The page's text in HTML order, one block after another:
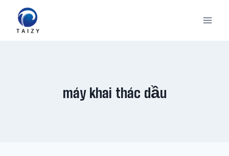
content
máy khai thác dầu